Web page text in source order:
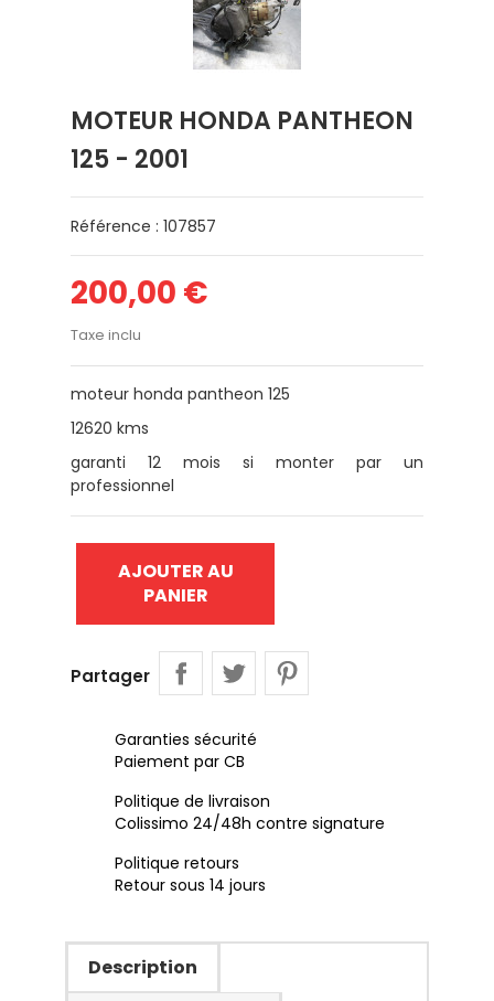
MOTEUR HONDA PANTHEON
125 - 2001
Référence : 107857
200,00 €
Taxe inclu
moteur honda pantheon 125
12620 kms
garanti 12 mois si monter par un
professionnel
AJOUTER AU
PANIER
Partager
Garanties sécurité
Paiement par CB
Politique de livraison
Colissimo 24/48h contre signature
Politique retours
Retour sous 14 jours
Description